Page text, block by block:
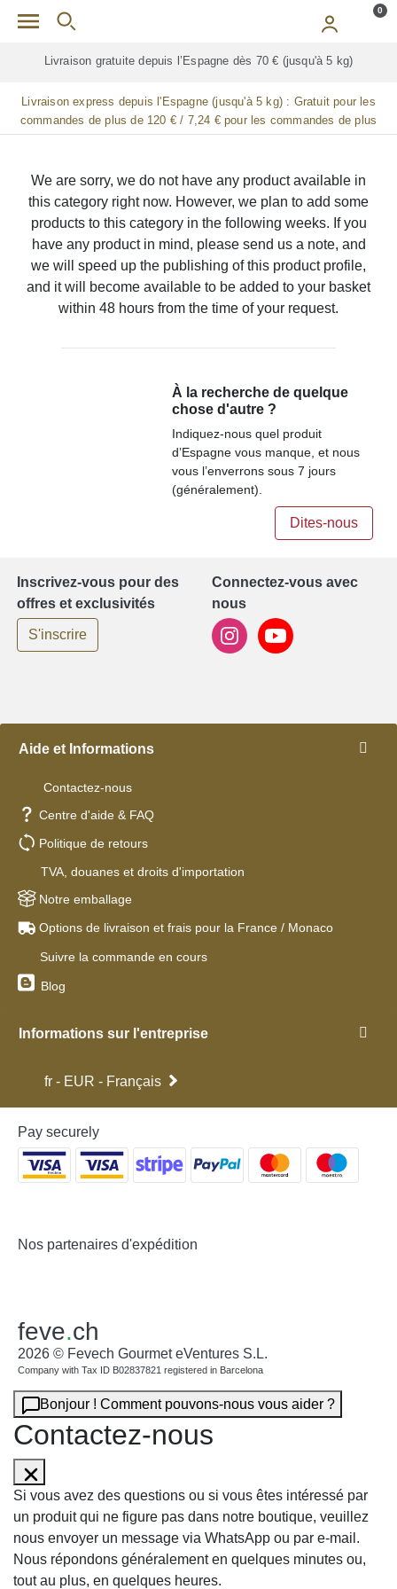
Skip to main content 0
Livraison gratuite depuis l’Espagne dès 70 € (jusqu'à 5 kg)
Livraison express depuis l'Espagne (jusqu'à 5 kg) : Gratuit pour les
commandes de plus de 120 € / 7,24 € pour les commandes de plus
de 90 € / 14,48 € pour les commandes de plus de 60 € / 21,72 € pour
We are sorry, we do not have any product available in
this category right now. However, we plan to add some
products to this category in the following weeks. If you
have any product in mind, please send us a note, and
we will speed up the publishing of this product profile,
and it will become available to be added to your basket
within 48 hours from the time of your request.
À la recherche de quelque
chose d'autre ?
Indiquez-nous quel produit
d’Espagne vous manque, et nous
vous l’enverrons sous 7 jours
(généralement).
Dites-nous
Inscrivez-vous pour des
offres et exclusivités
S'inscrire
Connectez-vous avec
nous
Aide et Informations
Contactez-nous
Centre d'aide & FAQ
Politique de retours
TVA, douanes et droits d'importation
Notre emballage
Options de livraison et frais pour la France / Monaco
Suivre la commande en cours
Blog
Informations sur l'entreprise
fr - EUR - Français
Pay securely
Nos partenaires d'expédition
feve.ch
2026 © Fevech Gourmet eVentures S.L.
Company with Tax ID B02837821 registered in Barcelona
Bonjour ! Comment pouvons-nous vous aider ?
Contactez-nous
Si vous avez des questions ou si vous êtes intéressé par
un produit qui ne figure pas dans notre boutique, veuillez
nous envoyer un message via WhatsApp ou par e-mail.
Nous répondons généralement en quelques minutes ou,
tout au plus, en quelques heures.